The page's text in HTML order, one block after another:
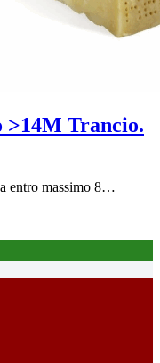
>14M Trancio.
entro massimo 8…